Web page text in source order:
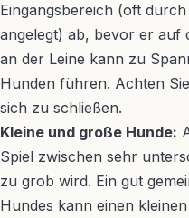
Eingangsbereich (oft
angelegt) ab, bevor er auf
an der Leine kann zu
Hunden führen. Achten
sich zu schließen.
Kleine und große Hunde:
Spiel zwischen sehr
zu grob wird. Ein gut
Hundes kann einen